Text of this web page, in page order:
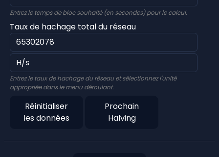
Entrez le temps de bloc souhaité (en secondes) pour le calcul.
Taux de hachage total du réseau
Entrez le taux de hachage du réseau et sélectionnez l'unité
appropriée dans le menu déroulant.
Réinitialiser
les données
Prochain
Halving